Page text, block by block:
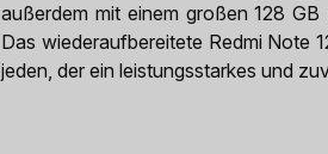
außerdem mit einem großen 128
Das wiederaufbereitete Redmi Note
jeden, der ein leistungsstarkes und